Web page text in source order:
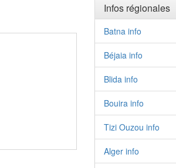
Infos régionales
Batna info
Béjaia info
Blida info
Bouira info
Tizi Ouzou info
Alger info